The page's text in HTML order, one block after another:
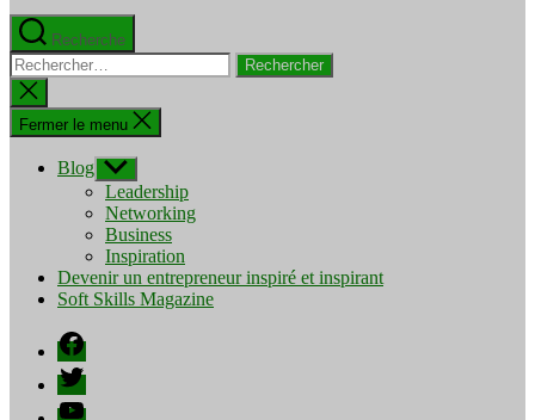
Recherche
Rechercher :
Fermer
la
recherche
Fermer le menu
Blog Afficher
le
sous-
menu
Leadership
Networking
Business
Inspiration
Devenir un entrepreneur inspiré et inspirant
Soft Skills Magazine
Facebook
Twitter
YouTube